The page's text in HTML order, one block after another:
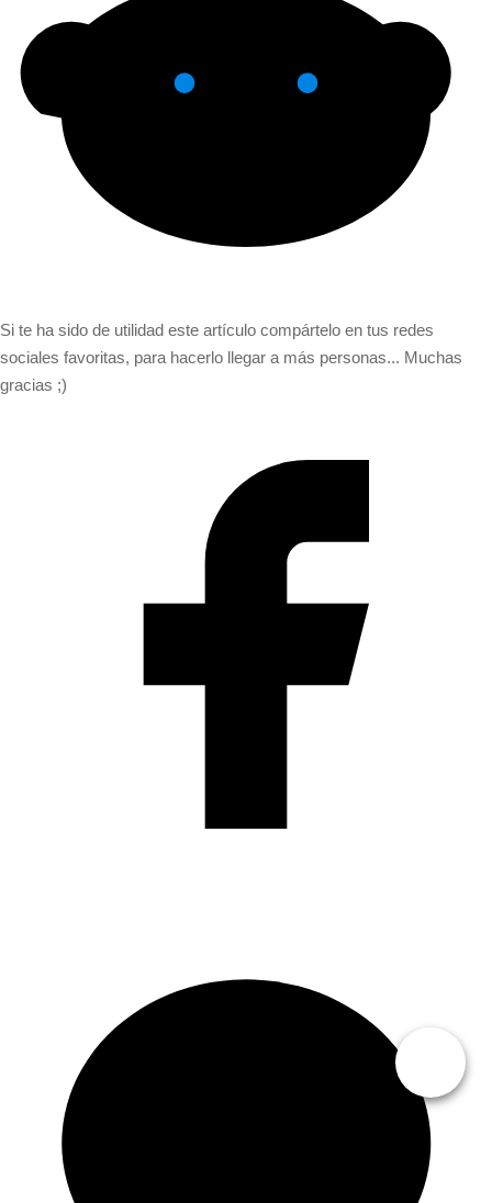
Si te ha sido de utilidad este artículo compártelo en tus redes
sociales favoritas, para hacerlo llegar a más personas... Muchas
gracias ;)